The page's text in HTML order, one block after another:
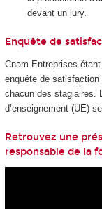
devant un jury.
Enquête de
Cnam Entreprises
enquête de
chacun des stagiaires.
d’enseignement (UE)
Retrouvez une
responsable de la